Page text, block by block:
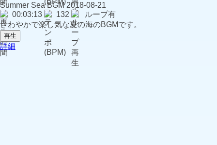
Summer Sea BGM 2018-08-21
00:03:13
132
ループ有
さわやかで楽し気な夏の海のBGMです。
再生
詳細